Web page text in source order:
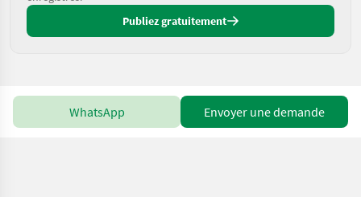
Publiez gratuitement
WhatsApp Envoyer une demande